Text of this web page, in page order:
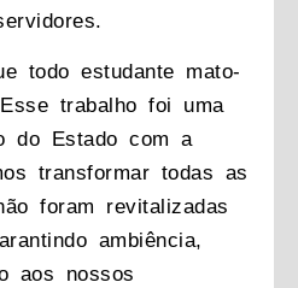
todo estudante mato-
trabalho foi uma
do Estado com a
transformar todas as
foram revitalizadas
ambiência,
aos nossos